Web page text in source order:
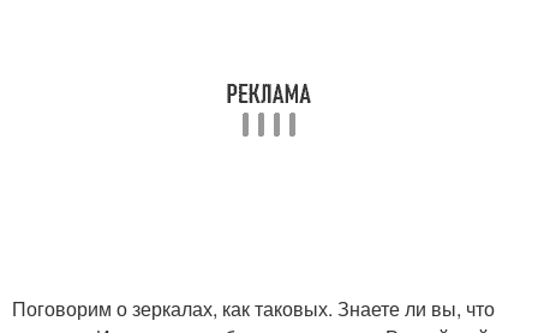
Поговорим о зеркалах, как таковых. Знаете ли вы, что